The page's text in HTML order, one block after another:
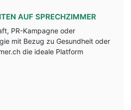
AUF SPRECHZIMMER
PR-Kampagne oder
mit Bezug zu Gesundheit oder
die ideale Platform